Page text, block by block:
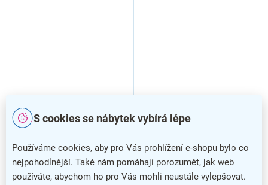
S cookies se nábytek vybírá lépe
Používáme cookies, aby pro Vás prohlížení e-shopu bylo co
nejpohodlnější. Také nám pomáhají porozumět, jak web
používáte, abychom ho pro Vás mohli neustále vylepšovat.